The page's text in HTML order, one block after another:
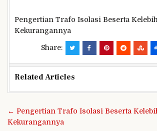
Pengertian Trafo Isolasi Beserta
Kekurangannya
Share:
Related Articles
Navigasi
pos
← Pengertian Trafo Isolasi Beserta
Kekurangannya